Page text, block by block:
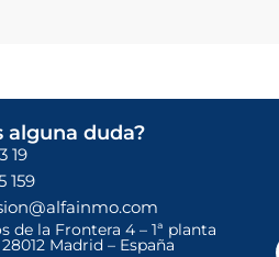
alguna duda?
19
159
de la Frontera 4 – 1ª planta
28012 Madrid – España